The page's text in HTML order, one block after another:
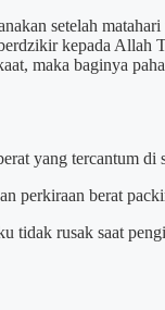
setelah
kepada Allah
maka baginya
yang tercantum di
perkiraan berat
tidak rusak saat